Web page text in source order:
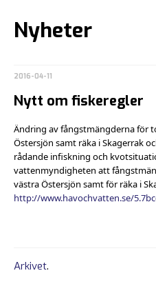
Nyheter
2016-04-11
Nytt om fiskeregler
Ändring av fångstmängderna för
Östersjön samt räka i Skagerrak
rådande infiskning och
vattenmyndigheten att
västra Östersjön samt för räka i
http://www.havochvatten.se/
Arkivet.